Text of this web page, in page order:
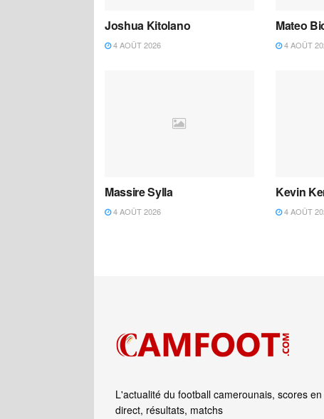
Joshua Kitolano
4 AOÛT 2026
Mateo
4 AOÛT
Massire Sylla
4 AOÛT 2026
Kevin
4 AOÛT
L'actualité du football camerounais, scores en
direct, résultats, matchs